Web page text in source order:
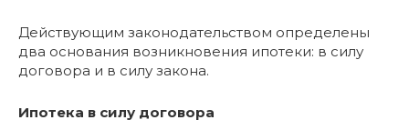
Действующим законодательством определены
два основания возникновения ипотеки: в силу
договора и в силу закона.
Ипотека в силу договора